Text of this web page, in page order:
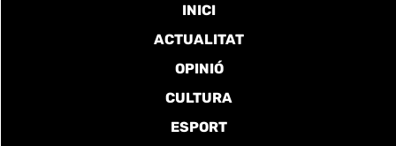
INICI
ACTUALITAT
OPINIÓ
CULTURA
ESPORT